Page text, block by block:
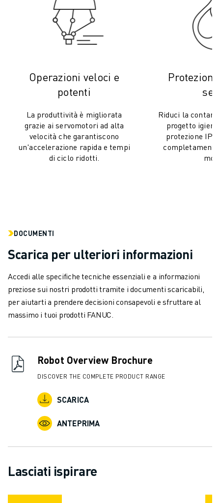
FANUC ACADEMY
SOLUZIONI PER L’INDUSTRIA
SOLUZIONI PER EDUCATION
WORLDSKILLS E GIOVANI TALENTI
GIORNATE PORTE APERTE
INFORMAZIONI SU FANUC
INFORMAZIONI SU FANUC
FANUC IN EUROPA
LE NOSTRE SEDI
CONTATTI
NOTE LEGALI
Operazioni veloci e
potenti
La produttività è migliorata
grazie ai servomotori ad alta
velocità che garantiscono
un'accelerazione rapida e tempi
di ciclo ridotti.
Riduci la
progetto
protezione
DOCUMENTI
Scarica per ulteriori informazioni
Accedi alle specifiche tecniche essenziali e a informazioni
preziose sui nostri prodotti tramite i documenti scaricabili,
per aiutarti a prendere decisioni consapevoli e sfruttare al
massimo i tuoi prodotti FANUC.
Robot Overview Brochure
DISCOVER THE COMPLETE PRODUCT RANGE
SCARICA
ANTEPRIMA
Lasciati ispirare